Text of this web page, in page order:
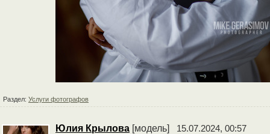
Раздел: Услуги фотографов
Юлия Крылова [модель] 15.07.2024, 00:57